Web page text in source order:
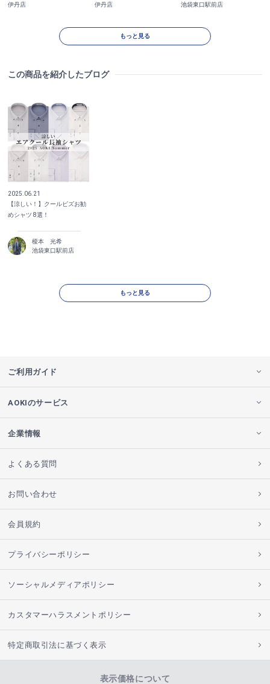
伊丹店
伊丹店
池袋東口駅前店
もっと見る
この商品を紹介したブログ
2025.06.21
【涼しい！】クールビズお勧
めシャツ 8選！
榎本 光希
池袋東口駅前店
もっと見る
ご利用ガイド
AOKIのサービス
企業情報
よくある質問
お問い合わせ
会員規約
プライバシーポリシー
ソーシャルメディアポリシー
カスタマーハラスメントポリシー
特定商取引法に基づく表示
表示価格について